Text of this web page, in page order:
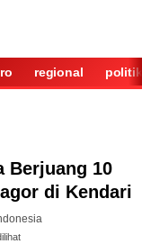
regional politik
Berjuang 10
di Kendari